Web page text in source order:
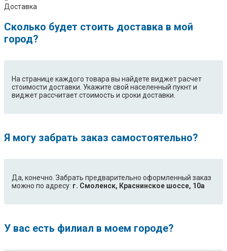
Доставка
Сколько будет стоить доставка в мой
город?
На странице каждого товара вы найдете виджет расчет
стоимости доставки. Укажите свой населенный пукнт и
виджет рассчитает стоимость и сроки доставки.
Я могу забрать заказ самостоятельно?
Да, конечно. Забрать предварительно оформленный заказ
можно по адресу: г. Смоленск, Краснинское шоссе, 10а
У вас есть филиал в моем городе?